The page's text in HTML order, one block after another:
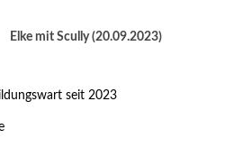
Elke mit Scully (20.09.2023)
seit 2023